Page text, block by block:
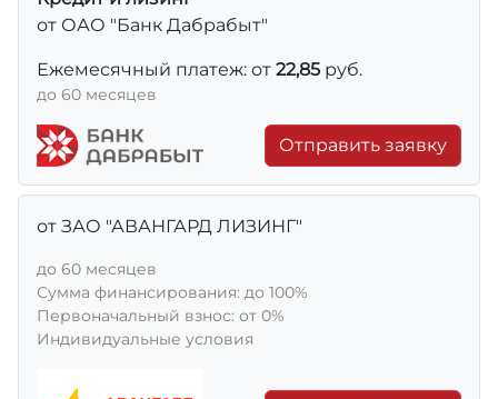
от ОАО "Банк Дабрабыт"
Ежемесячный платеж: от 22,85 руб.
до 60 месяцев
Отправить заявку
от ЗАО "АВАНГАРД ЛИЗИНГ"
до 60 месяцев
Сумма финансирования: до 100%
Первоначальный взнос: от 0%
Индивидуальные условия